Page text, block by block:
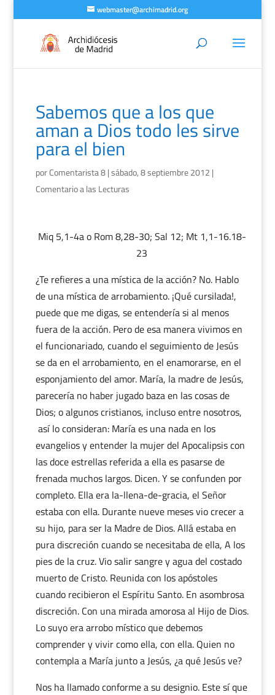
webmaster@archimadrid.org
Sabemos que a los que
aman a Dios todo les sirve
para el bien
porComentarista 8|sábado, 8 septiembre 2012 |
Comentario a las Lecturas
Miq 5,1-4a o Rom 8,28-30; Sal 12; Mt 1,1-16.18-
23
¿Te refieres a una mística de la acción? No. Hablo
de una mística de arrobamiento. ¡Qué cursilada!,
puede que me digas, se entendería si al menos
fuera de la acción. Pero de esa manera vivimos en
el funcionariado, cuando el seguimiento de Jesús
se da en el arrobamiento, en el enamorarse, en el
esponjamiento del amor. María, la madre de Jesús,
parecería no haber jugado baza en las cosas de
Dios; o algunos cristianos, incluso entre nosotros,
así lo consideran: María es una nada en los
evangelios y entender la mujer del Apocalipsis con
las doce estrellas referida a ella es pasarse de
frenada muchos largos. Dicen. Y se confunden por
completo. Ella era la-llena-de-gracia, el Señor
estaba con ella. Durante nueve meses vio crecer a
su hijo, para ser la Madre de Dios. Allá estaba en
pura discreción cuando se necesitaba de ella, A los
pies de la cruz. Vio salir sangre y agua del costado
muerto de Cristo. Reunida con los apóstoles
cuando recibieron el Espíritu Santo. En asombrosa
discreción. Con una mirada amorosa al Hijo de Dios.
Lo suyo era arrobo místico que debemos
comprender y vivir como ella, con ella. Quien no
contempla a María junto a Jesús, ¿a qué Jesús ve?
Nos ha llamado conforme a su designio. Este sí que